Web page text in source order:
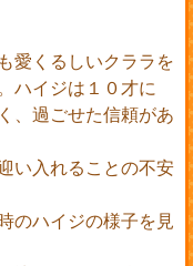
愛くるしいクララを
ハイジは１０才に
、過ごせた信頼があ
い入れることの不安
のハイジの様子を見